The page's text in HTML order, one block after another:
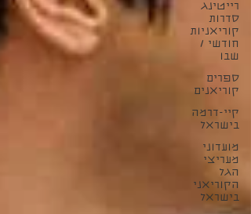
רייטינג
סדרות
קוריאניות
חודשי /
שבו
ספרים
קוריאנים
קיי-דרמה
בישראל
מועדוני
מעריצי
הגל
הקוריאני
בישראל